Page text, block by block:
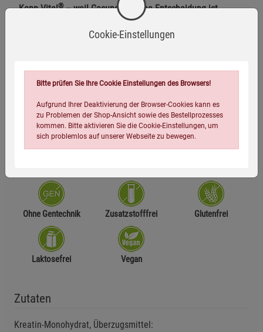
Kopp Vital®– weil Gesundheit eine Entscheidung ist.
: Nahrungsergänzungsmittel
Herstellerinformationen
Ohne Gentechnik Zusatzstofffrei Glutenfrei
Laktosefrei Vegan
Zutaten
Kreatin-Monohydrat, Überzugsmittel:
Cookie-Einstellungen
Bitte prüfen Sie Ihre Cookie Einstellungen des Browsers!
Aufgrund Ihrer Deaktivierung der Browser-Cookies kann es
zu Problemen der Shop-Ansicht sowie des Bestellprozesses
kommen. Bitte aktivieren Sie die Cookie-Einstellungen, um
sich problemlos auf unserer Webseite zu bewegen.
Einstellungen speichern für die GruppeEinstellungen speichern für die Gruppe
Beschreibung Notwendige Cookies